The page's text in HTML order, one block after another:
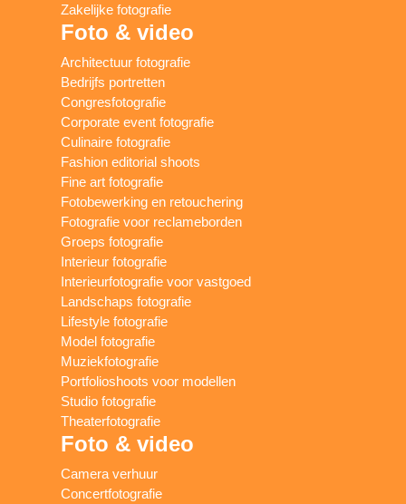
Zakelijke fotografie
Foto & video
Architectuur fotografie
Bedrijfs portretten
Congresfotografie
Corporate event fotografie
Culinaire fotografie
Fashion editorial shoots
Fine art fotografie
Fotobewerking en retouchering
Fotografie voor reclameborden
Groeps fotografie
Interieur fotografie
Interieurfotografie voor vastgoed
Landschaps fotografie
Lifestyle fotografie
Model fotografie
Muziekfotografie
Portfolioshoots voor modellen
Studio fotografie
Theaterfotografie
Foto & video
Camera verhuur
Concertfotografie